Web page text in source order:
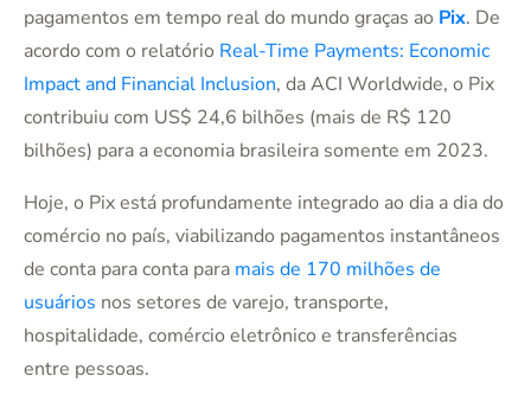
pagamentos em tempo real do mundo graças ao Pix. De
acordo com o relatório Real-Time Payments: Economic
Impact and Financial Inclusion, da ACI Worldwide, o Pix
contribuiu com US$ 24,6 bilhões (mais de R$ 120
bilhões) para a economia brasileira somente em 2023.
Hoje, o Pix está profundamente integrado ao dia a dia do
comércio no país, viabilizando pagamentos instantâneos
de conta para conta para mais de 170 milhões de
usuários nos setores de varejo, transporte,
hospitalidade, comércio eletrônico e transferências
entre pessoas.